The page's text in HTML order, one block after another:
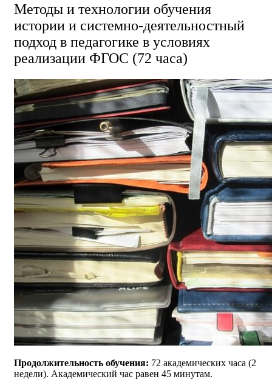
Методы и технологии обучения
истории и системно-деятельностный
подход в педагогике в условиях
реализации ФГОС (72 часа)
Продолжительность обучения: 72 академических часа (2
недели). Академический час равен 45 минутам.